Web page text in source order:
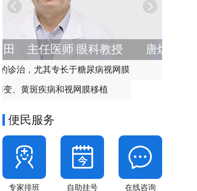
唐炘 医疗院长 主任医师
擅长疑难青光眼的诊治
便民服务
专家排班 自助挂号 在线咨询